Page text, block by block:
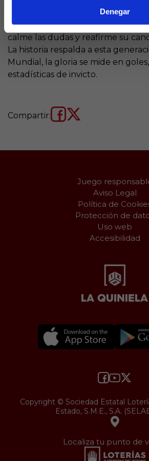
Denegar
Quiniela, España tendrá la
ese récord de imbatibilidad en
calme las dudas y reafirme su
La historia respalda a esta
Mundial, la gloria se mide en
estadísticas de invicto.
Compartir:
Juego
Aviso Legal
Política de
Protección de
Uso web
Accesibilidad
Copyright © Sociedad Estatal
Estado, S.M.E., S.A.
Localiza tu punto de